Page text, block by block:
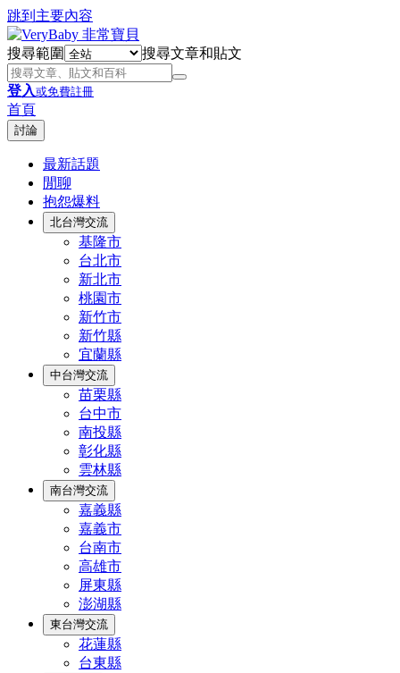
跳到主要內容
搜尋範圍 搜尋文章和貼文
登入或免費註冊
首頁
討論
最新話題
閒聊
抱怨爆料
北台灣交流
基隆市
台北市
新北市
桃園市
新竹市
新竹縣
宜蘭縣
中台灣交流
苗栗縣
台中市
南投縣
彰化縣
雲林縣
南台灣交流
嘉義縣
嘉義市
台南市
高雄市
屏東縣
澎湖縣
東台灣交流
花蓮縣
台東縣